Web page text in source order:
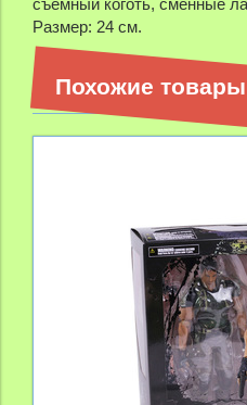
съемный коготь, сменные
Размер: 24 см.
Похожие товары